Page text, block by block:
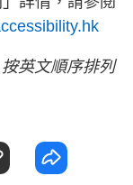
英文順序排列